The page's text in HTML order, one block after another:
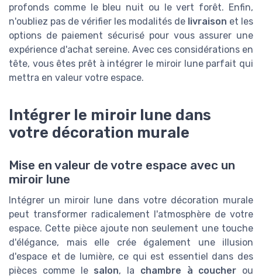
profonds comme le bleu nuit ou le vert forêt. Enfin,
n'oubliez pas de vérifier les modalités de livraison et les
options de paiement sécurisé pour vous assurer une
expérience d'achat sereine. Avec ces considérations en
tête, vous êtes prêt à intégrer le miroir lune parfait qui
mettra en valeur votre espace.
Intégrer le miroir lune dans
votre décoration murale
Mise en valeur de votre espace avec un
miroir lune
Intégrer un miroir lune dans votre décoration murale
peut transformer radicalement l'atmosphère de votre
espace. Cette pièce ajoute non seulement une touche
d'élégance, mais elle crée également une illusion
d'espace et de lumière, ce qui est essentiel dans des
pièces comme le salon, la chambre à coucher ou